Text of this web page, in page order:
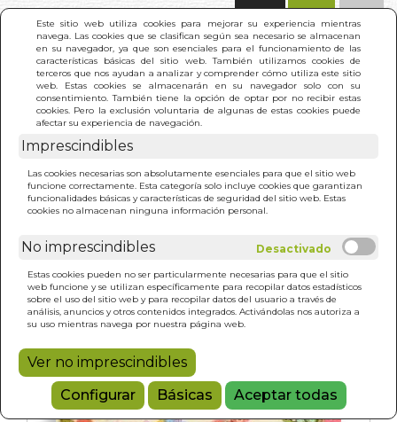
Este sitio web utiliza cookies para mejorar su experiencia mientras
navega. Las cookies que se clasifican según sea necesario se almacenan
en su navegador, ya que son esenciales para el funcionamiento de las
características básicas del sitio web. También utilizamos cookies de
terceros que nos ayudan a analizar y comprender cómo utiliza este sitio
web. Estas cookies se almacenarán en su navegador solo con su
consentimiento. También tiene la opción de optar por no recibir estas
cookies. Pero la exclusión voluntaria de algunas de estas cookies puede
afectar su experiencia de navegación.
Imprescindibles
Las cookies necesarias son absolutamente esenciales para que el sitio web
funcione correctamente. Esta categoría solo incluye cookies que garantizan
funcionalidades básicas y características de seguridad del sitio web. Estas
cookies no almacenan ninguna información personal.
No imprescindibles
Estas cookies pueden no ser particularmente necesarias para que el sitio
web funcione y se utilizan específicamente para recopilar datos estadísticos
sobre el uso del sitio web y para recopilar datos del usuario a través de
análisis, anuncios y otros contenidos integrados. Activándolas nos autoriza a
su uso mientras navega por nuestra página web.
Ver no imprescindibles
Configurar
Básicas Aceptar todas
INICIO >
APLICACIONES,BORDADOS...